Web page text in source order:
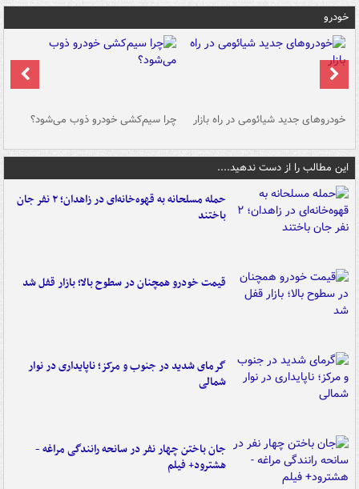
خودرو
خودروهای جدید شیائومی در راه بازار چرا سیم‌کشی خودرو ذوب می‌شود؟
این مطالب را از دست ندهید....
حمله مسلحانه به قهوه‌خانه‌ای در زاهدان؛ ۲ نفر جان
باختند
قیمت خودرو همچنان در سطوح بالا؛ بازار قفل شد
گرمای شدید در جنوب و مرکز؛ ناپایداری در نوار
شمالی
جان باختن چهار نفر در سانحه رانندگی مراغه -
هشترود+ فیلم